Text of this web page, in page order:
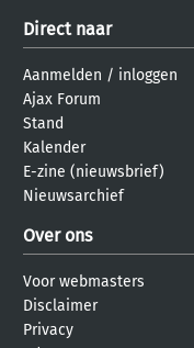
Direct naar
Aanmelden / inloggen
Ajax Forum
Stand
Kalender
E-zine (nieuwsbrief)
Nieuwsarchief
Over ons
Voor webmasters
Disclaimer
Privacy